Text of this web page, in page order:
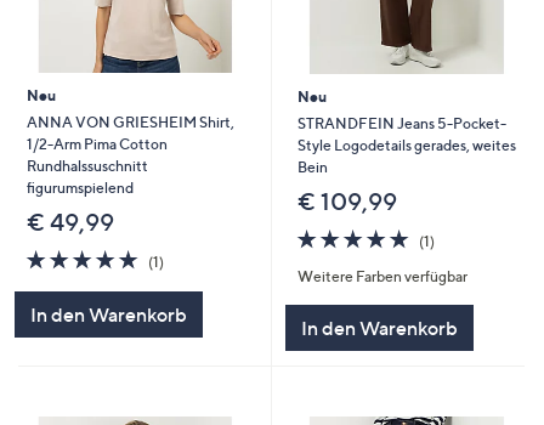
Neu
ANNA VON GRIESHEIM Shirt,
1/2-Arm Pima Cotton
Rundhalssuschnitt
figurumspielend
€ 49,99
5.0
von
(1)
In den Warenkorb
Neu
STRANDFEIN Jeans 5-Pocket-
Style Logodetails gerades, weites
Bein
€ 109,99
5.0
von
5
(1)
Weitere Farben verfügbar
In den Warenkorb